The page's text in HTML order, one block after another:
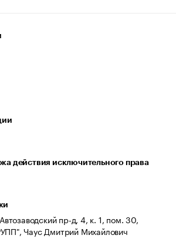
действия исключительного права
пр-д, 4, к. 1, пом. 30,
Чаус Дмитрий Михайлович